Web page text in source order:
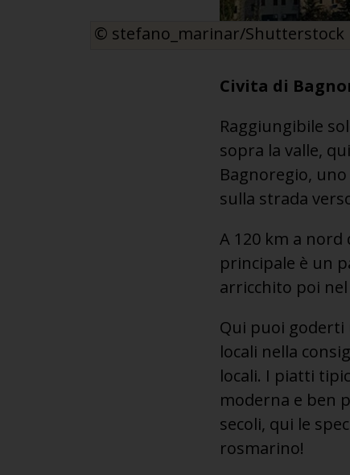
© stefano_marinar/Shutterstock
Civita di
Raggiungibile
sopra la valle,
Bagnoregio,
sulla strada
A 120 km a nord
principale è un
arricchito poi
Qui puoi goderti
locali nella
locali. I piatti
moderna e ben
secoli, qui le
rosmarino!